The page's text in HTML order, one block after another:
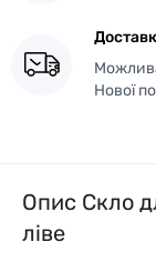
Нової
Опис Скло
ліве